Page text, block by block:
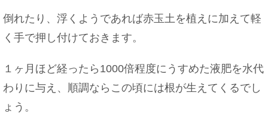
倒れたり、浮くようであれば赤玉土を植えに加えて軽
く手で押し付けておきます。
１ヶ月ほど経ったら1000倍程度にうすめた液肥を水代
わりに与え、順調ならこの頃には根が生えてくるでし
ょう。